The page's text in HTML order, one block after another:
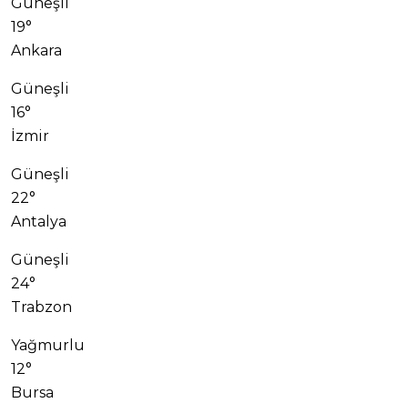
Güneşli
19°
Ankara
Güneşli
16°
İzmir
Güneşli
22°
Antalya
Güneşli
24°
Trabzon
Yağmurlu
12°
Bursa